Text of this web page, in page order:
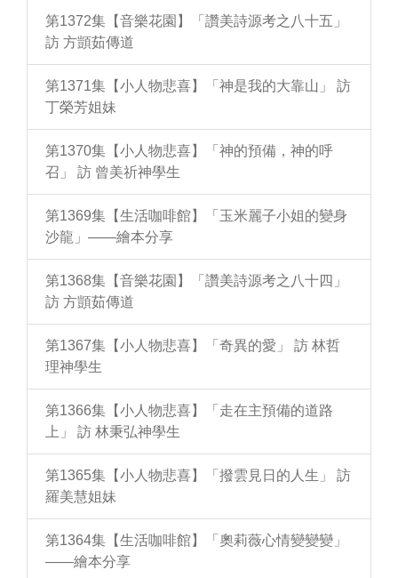
第1372集【音樂花園】「讚美詩源考之八十五」
訪 方顗茹傳道
第1371集【小人物悲喜】「神是我的大靠山」 訪
丁榮芳姐妹
第1370集【小人物悲喜】「神的預備，神的呼
召」 訪 曾美祈神學生
第1369集【生活咖啡館】「玉米麗子小姐的變身
沙龍」——繪本分享
第1368集【音樂花園】「讚美詩源考之八十四」
訪 方顗茹傳道
第1367集【小人物悲喜】「奇異的愛」 訪 林哲
理神學生
第1366集【小人物悲喜】「走在主預備的道路
上」 訪 林秉弘神學生
第1365集【小人物悲喜】「撥雲見日的人生」 訪
羅美慧姐妹
第1364集【生活咖啡館】「奧莉薇心情變變變」
——繪本分享